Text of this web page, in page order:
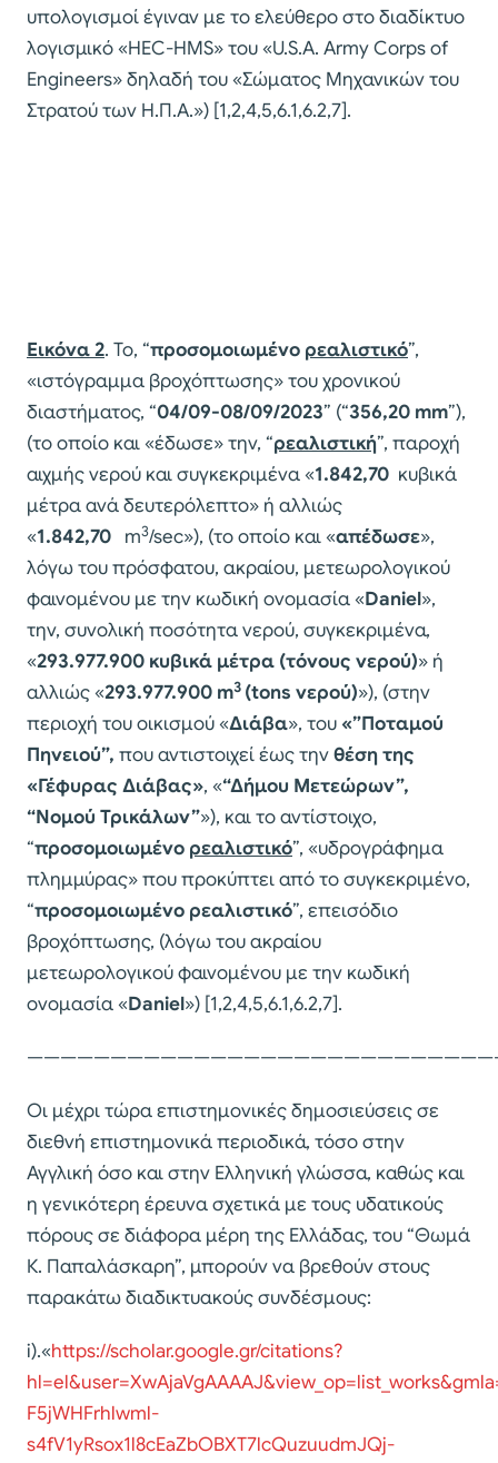
υπολογισμοί έγιναν με το ελεύθερο στο διαδίκτυο
λογισμικό «HEC-HMS» του «U.S.A. Army Corps of
Engineers» δηλαδή του «Σώματος Μηχανικών του
Στρατού των Η.Π.Α.») [1,2,4,5,6.1,6.2,7].
Εικόνα 2. Το, “προσομοιωμένο ρεαλιστικό”,
«ιστόγραμμα βροχόπτωσης» του χρονικού
διαστήματος, “04/09-08/09/2023” (“356,20 mm”),
(το οποίο και «έδωσε» την, “ρεαλιστική”, παροχή
αιχμής νερού και συγκεκριμένα «1.842,70 κυβικά
μέτρα ανά δευτερόλεπτο» ή αλλιώς
«1.842,70 m3/sec»), (το οποίο και «απέδωσε»,
λόγω του πρόσφατου, ακραίου, μετεωρολογικού
φαινομένου με την κωδική ονομασία «Daniel»,
την, συνολική ποσότητα νερού, συγκεκριμένα,
«293.977.900 κυβικά μέτρα (τόνους νερού)» ή
αλλιώς «293.977.900 m3 (tons νερού)»), (στην
περιοχή του οικισμού «Διάβα», του«”Ποταμού
Πηνειού”, που αντιστοιχεί έως τηνθέση της
«Γέφυρας Διάβας», «“Δήμου Μετεώρων”,
“Νομού Τρικάλων”»), και το αντίστοιχο,
“προσομοιωμένο ρεαλιστικό”, «υδρογράφημα
πλημμύρας» που προκύπτει από το συγκεκριμένο,
“προσομοιωμένο ρεαλιστικό”, επεισόδιο
βροχόπτωσης, (λόγω του ακραίου
μετεωρολογικού φαινομένου με την κωδική
ονομασία «Daniel») [1,2,4,5,6.1,6.2,7].
Οι μέχρι τώρα επιστημονικές δημοσιεύσεις σε
διεθνή επιστημονικά περιοδικά, τόσο στην
Αγγλική όσο και στην Ελληνική γλώσσα, καθώς και
η γενικότερη έρευνα σχετικά με τους υδατικούς
πόρους σε διάφορα μέρη της Ελλάδας, του “Θωμά
Κ. Παπαλάσκαρη”, μπορούν να βρεθούν στους
παρακάτω διαδικτυακούς συνδέσμους:
i).«https://scholar.google.gr/citations?
F5jWHFrhlwml-
s4fV1yRsox1l8cEaZbOBXT7lcQuzuudmJQj-